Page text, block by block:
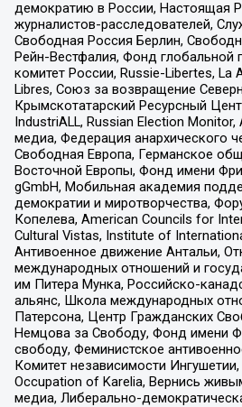
демократию в России, Настоящая
журналистов-расследователей,
Свободная Россия Берлин,
Рейн-Вестфалия, Фонд
комитет России, Russie-Libertes, La
Libres, Союз за возвращение
Крымскотатарский Ресурсный
IndustriALL, Russian Election
медиа, Федерация анархического
Свободная Европа, Германское
Восточной Европы, Фонд имени
gGmbH, Мобильная академия
демократии и миротворчества,
Копелева, American Councils for
Cultural Vistas, Institute of
Антивоенное движение Антальи,
международных отношений и
им Питера Мунка, Российско-
альянс, Школа международных
Патерсона, Центр Гражданских
Немцова за Свободу, Фонд имени
свободу, Феминистское
Комитет независимости
Occupation of Karelia, Вернись
медиа, Либерально-